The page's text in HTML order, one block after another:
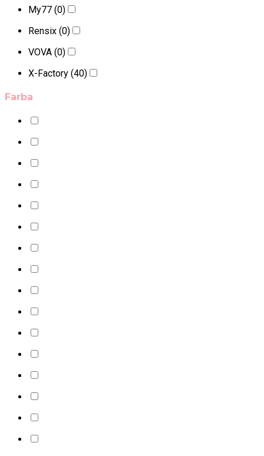
My77 (0)
Rensix (0)
VOVA (0)
X-Factory (40)
Farba